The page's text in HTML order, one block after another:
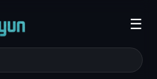
☰